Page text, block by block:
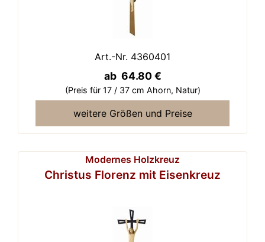
Art.-Nr. 4360401
ab 64.80 €
(Preis für 17 / 37 cm Ahorn, Natur)
weitere Größen und Preise
Modernes Holzkreuz
Christus Florenz mit Eisenkreuz